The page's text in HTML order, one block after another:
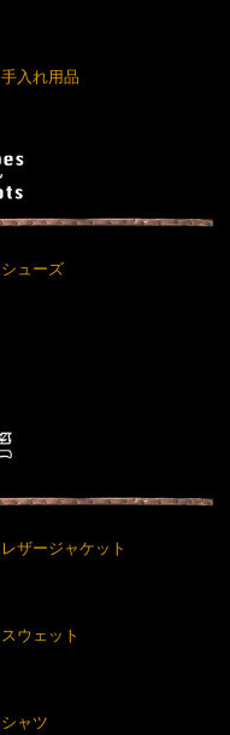
手入れ用品
シューズ
レザージャケット
スウェット
シャツ